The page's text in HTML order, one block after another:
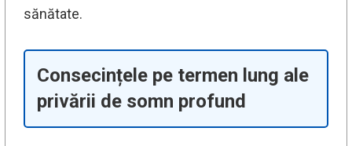
sănătate.
Consecințele pe termen lung ale
privării de somn profund